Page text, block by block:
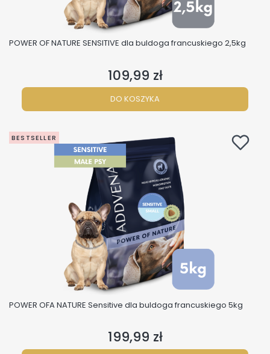
POWER OF NATURE SENSITIVE dla buldoga francuskiego 2,5kg
Cena
109,99 zł
DO KOSZYKA
BESTSELLER
POWER OFA NATURE Sensitive dla buldoga francuskiego 5kg
Cena
199,99 zł